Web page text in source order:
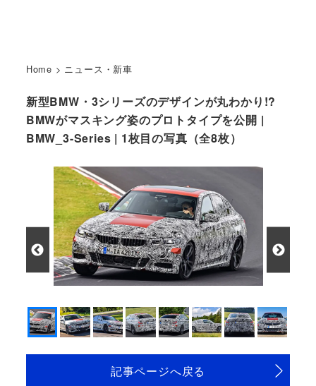
Home > ニュース・新車
新型BMW・3シリーズのデザインが丸わかり!?
BMWがマスキング姿のプロトタイプを公開 |
BMW_3-Series | 1枚目の写真（全8枚）
記事ページへ戻る